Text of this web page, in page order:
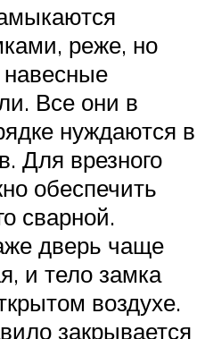
реже, но
Все они в
нуждаются в
Для врезного
обеспечить
сварной.
дверь чаще
и тело замка
воздухе.
закрывается